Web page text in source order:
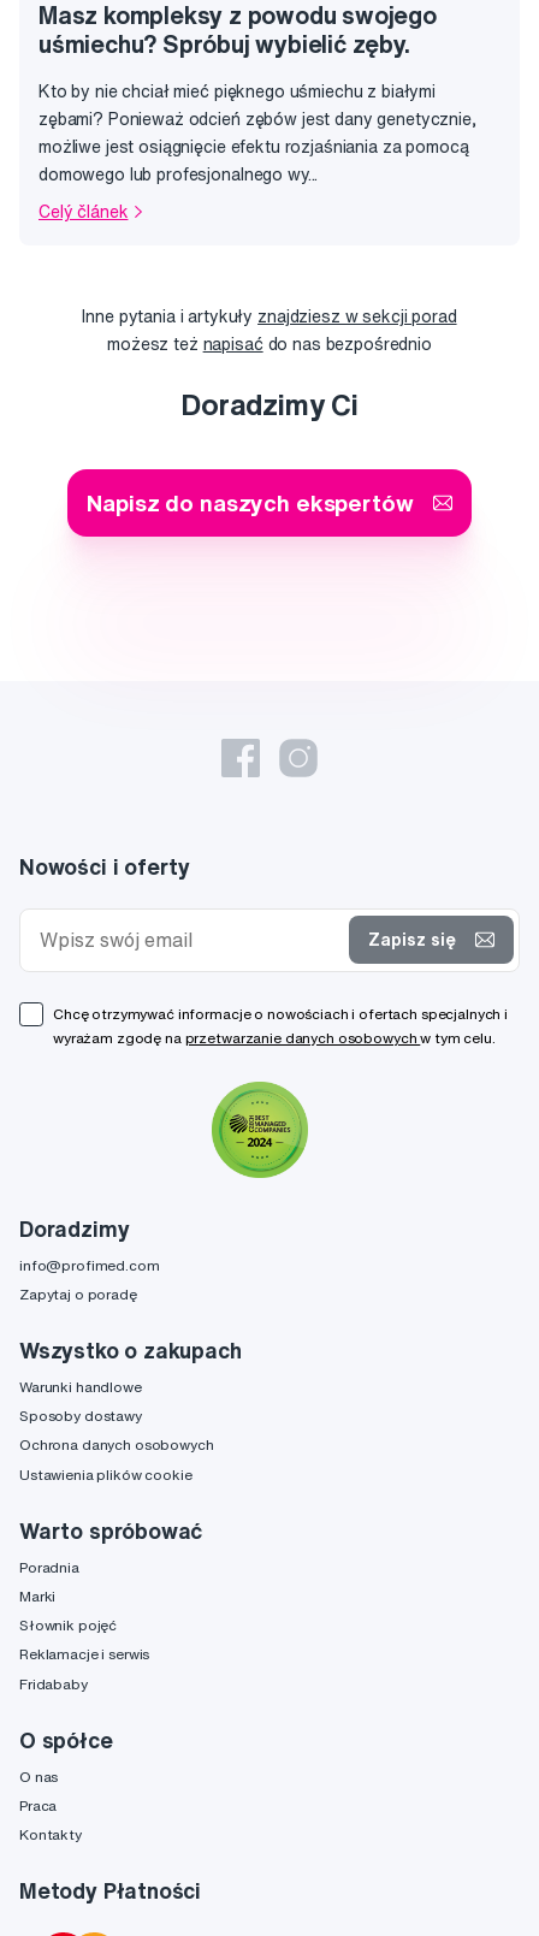
Masz kompleksy z powodu swojego
uśmiechu? Spróbuj wybielić zęby.
Kto by nie chciał mieć pięknego uśmiechu z białymi
zębami? Ponieważ odcień zębów jest dany genetycznie,
możliwe jest osiągnięcie efektu rozjaśniania za pomocą
domowego lub profesjonalnego wy...
Celý článek
Inne pytania i artykuły znajdziesz w sekcji porad
możesz też napisać do nas bezpośrednio
Doradzimy Ci
Napisz do naszych ekspertów
Doradzimy
info@profimed.com
Zapytaj o poradę
Wszystko o zakupach
Warunki handlowe
Sposoby dostawy
Ochrona danych osobowych
Ustawienia plików cookie
Warto spróbować
Poradnia
Marki
Słownik pojęć
Reklamacje i serwis
Fridababy
O spółce
O nas
Praca
Kontakty
Metody Płatności
Nowości i oferty
Zapisz się
Chcę otrzymywać informacje o nowościach i ofertach specjalnych i
wyrażam zgodę na przetwarzanie danych osobowychw tym celu.